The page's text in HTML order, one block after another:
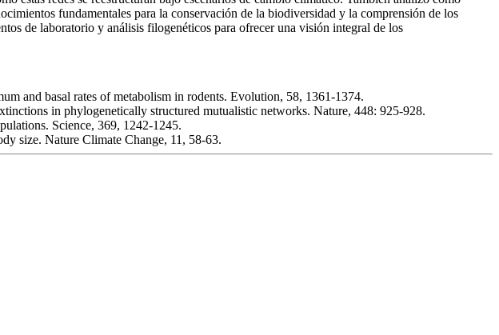
fundamentales para la conservación de la biodiversidad y la comprensión de los
de laboratorio y análisis filogenéticos para ofrecer una visión integral de los
and basal rates of metabolism in rodents. Evolution, 58, 1361-1374.
in phylogenetically structured mutualistic networks. Nature, 448: 925-928.
Science, 369, 1242-1245.
size. Nature Climate Change, 11, 58-63.